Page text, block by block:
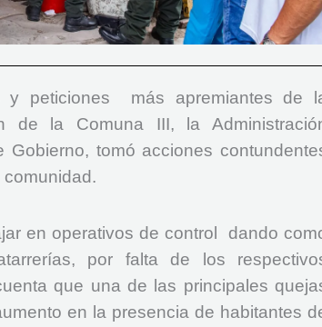
y peticiones más apremiantes de
de la Comuna III, la
tomó acciones
en operativos de control dando
por falta de los
que una de las principales
en la presencia de habitantes